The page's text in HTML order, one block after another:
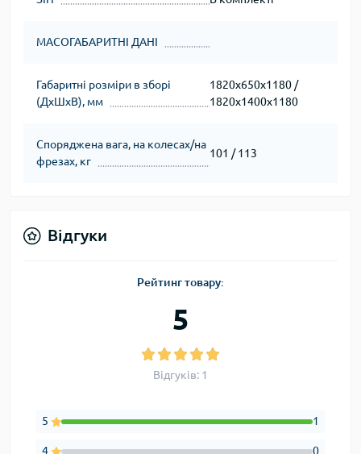
МАСОГАБАРИТНІ ДАНІ
Габаритні розміри в зборі
(ДхШхВ), мм
1820х650х1180 /
1820х1400х1180
Споряджена вага, на колесах/на
фрезах, кг
101 / 113
Відгуки
Рейтинг товару:
5
Відгуків: 1
5 1
4 0